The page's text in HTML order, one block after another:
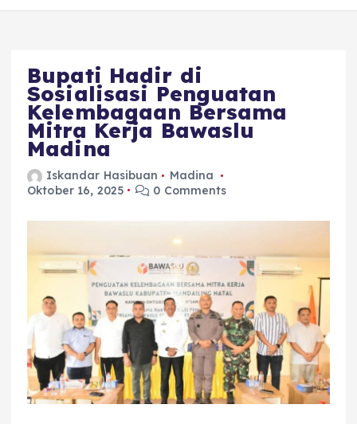
Bupati Hadir di
Sosialisasi Penguatan
Kelembagaan Bersama
Mitra Kerja Bawaslu
Madina
Iskandar Hasibuan
Madina
Oktober 16, 2025
0 Comments